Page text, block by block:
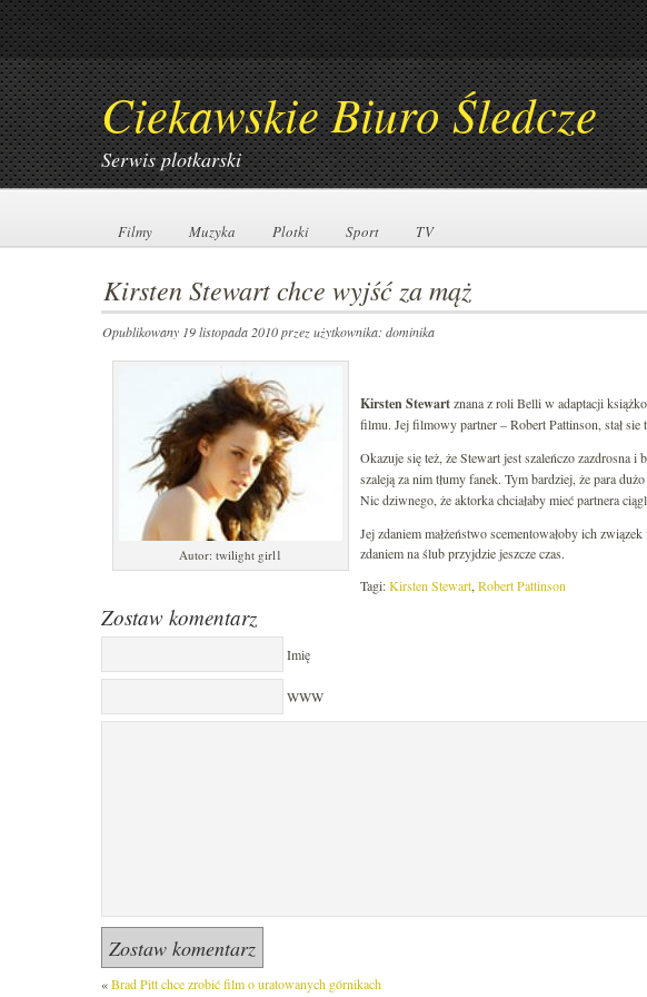
Ciekawskie Biuro Śledcze
Serwis plotkarski
Filmy
Filmy Muzyka
Muzyka Plotki
Plotki Sport
Sport TV
TV
Kirsten Stewart chce wyjść za mąż
Opublikowany 19 listopada 2010przez użytkownika: dominika
Autor: twilight girl1
Kirsten Stewartznana z roli Belli w adaptacji
filmu. Jej filmowy partner – Robert Pattinson, stał sie
Okazuje się też, że Stewart jest szaleńczo zazdrosna i
szaleją za nim tłumy fanek. Tym bardziej, że para
Nic dziwnego, że aktorka chciałaby mieć partnera
Jej zdaniem małżeństwo scementowałoby ich
zdaniem na ślub przyjdzie jeszcze czas.
Tagi:Kirsten Stewart, Robert Pattinson
Zostaw komentarz
Imię
WWW
«Brad Pitt chce zrobić film o uratowanych górnikach